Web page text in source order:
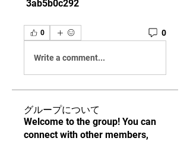
3ab5b0c292
0 0
Write a comment...
グループについて
Welcome to the group! You can
connect with other members,